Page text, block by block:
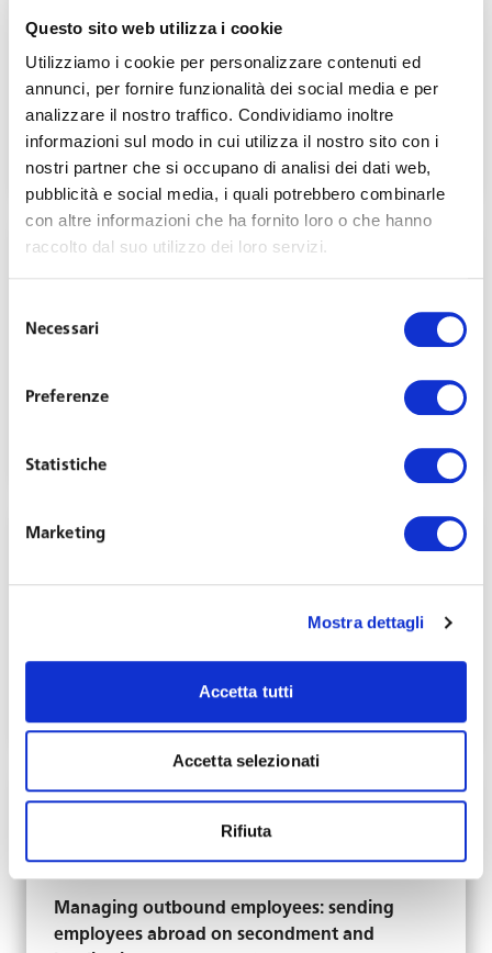
Questo sito web utilizza i cookie
Utilizziamo i cookie per personalizzare contenuti ed
annunci, per fornire funzionalità dei social media e per
analizzare il nostro traffico. Condividiamo inoltre
informazioni sul modo in cui utilizza il nostro sito con i
nostri partner che si occupano di analisi dei dati web,
pubblicità e social media, i quali potrebbero combinarle
con altre informazioni che ha fornito loro o che hanno
raccolto dal suo utilizzo dei loro servizi.
delNecessari
Preferenze
Statistiche
Marketing
Mostra dettagli
Accetta tutti
Accetta selezionati
Rifiuta
New Provisions for the Entry of Foreign
Workers and the Fight Against Illegal
Employment
forme di mobilità internazionale non
Managing outbound employees: sending
employees abroad on secondment and